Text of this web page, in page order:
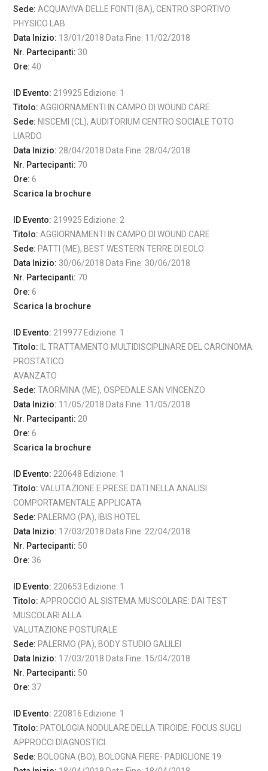
Sede: ACQUAVIVA DELLE FONTI (BA), CENTRO SPORTIVO
PHYSICO LAB
Data Inizio: 13/01/2018 Data Fine: 11/02/2018
Nr. Partecipanti: 30
Ore: 40
ID Evento: 219925 Edizione: 1
Titolo: AGGIORNAMENTI IN CAMPO DI WOUND CARE
Sede: NISCEMI (CL), AUDITORIUM CENTRO SOCIALE TOTO
LIARDO
Data Inizio: 28/04/2018 Data Fine: 28/04/2018
Nr. Partecipanti: 70
Ore: 6
Scarica la brochure
ID Evento: 219925 Edizione: 2
Titolo: AGGIORNAMENTI IN CAMPO DI WOUND CARE
Sede: PATTI (ME), BEST WESTERN TERRE DI EOLO
Data Inizio: 30/06/2018 Data Fine: 30/06/2018
Nr. Partecipanti: 70
Ore: 6
Scarica la brochure
ID Evento: 219977 Edizione: 1
Titolo: IL TRATTAMENTO MULTIDISCIPLINARE DEL CARCINOMA
PROSTATICO
AVANZATO
Sede: TAORMINA (ME), OSPEDALE SAN VINCENZO
Data Inizio: 11/05/2018 Data Fine: 11/05/2018
Nr. Partecipanti: 20
Ore: 6
Scarica la brochure
ID Evento: 220648 Edizione: 1
Titolo: VALUTAZIONE E PRESE DATI NELLA ANALISI
COMPORTAMENTALE APPLICATA
Sede: PALERMO (PA), IBIS HOTEL
Data Inizio: 17/03/2018 Data Fine: 22/04/2018
Nr. Partecipanti: 50
Ore: 36
ID Evento: 220653 Edizione: 1
Titolo: APPROCCIO AL SISTEMA MUSCOLARE: DAI TEST
MUSCOLARI ALLA
VALUTAZIONE POSTURALE
Sede: PALERMO (PA), BODY STUDIO GALILEI
Data Inizio: 17/03/2018 Data Fine: 15/04/2018
Nr. Partecipanti: 50
Ore: 37
ID Evento: 220816 Edizione: 1
Titolo: PATOLOGIA NODULARE DELLA TIROIDE: FOCUS SUGLI
APPROCCI DIAGNOSTICI
Sede: BOLOGNA (BO), BOLOGNA FIERE- PADIGLIONE 19